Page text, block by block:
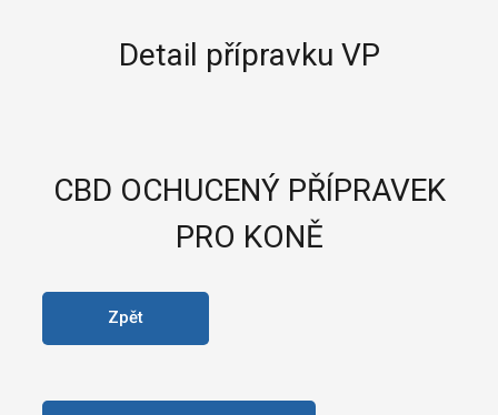
Detail přípravku VP
CBD OCHUCENÝ PŘÍPRAVEK
PRO KONĚ
Zpět